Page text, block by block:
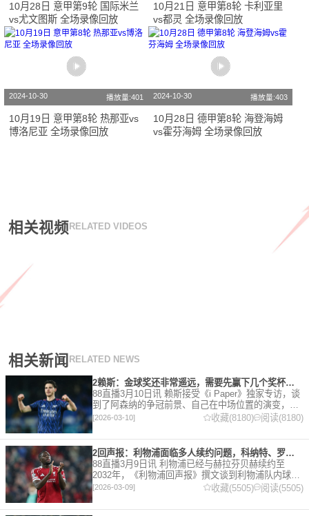
10月28日 意甲第9轮 国际米兰
vs尤文图斯 全场录像回放
10月21日 意甲第8轮 卡利亚里
vs都灵 全场录像回放
2024-10-30 播放量:401
10月19日 意甲第8轮 热那亚vs
博洛尼亚 全场录像回放
2024-10-30 播放量:403
10月28日 德甲第8轮 海登海姆
vs霍芬海姆 全场录像回放
相关视频 RELATED VIDEOS
相关新闻 RELATED NEWS
2赖斯：金球奖还非常遥远，需要先赢下几个奖杯，专注当下好好踢球
88直播3月10日讯 赖斯接受《i Paper》独家专访，谈
到了阿森纳的争冠前景、自己在中场位置的演变，以
及对自己被提名金球奖的看法。 任意球 赖斯：“我们
有一项非常擅长的技能——这背后付出了巨大努力
[2026-03-10] 收藏(8180) 阅读(8180)
2回声报：利物浦面临多人续约问题，科纳特、罗伯逊合同今夏到期
88直播3月9日讯 利物浦已经与赫拉芬贝赫续约至
2032年，《利物浦回声报》撰文谈到利物浦队内球员
的合同情况，文章表示，利物浦多位球员面临合同问
题。 对于利物浦来说，科纳特的合同将在本赛季末到
期，俱乐
[2026-03-09] 收藏(5505) 阅读(5505)